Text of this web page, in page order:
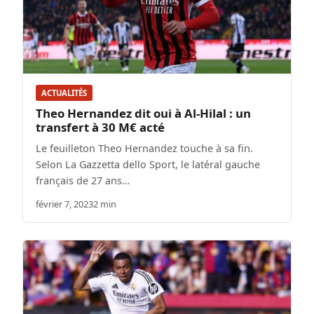
ACTUALITÉS
Theo Hernandez dit oui à Al-Hilal : un
transfert à 30 M€ acté
Le feuilleton Theo Hernandez touche à sa fin.
Selon La Gazzetta dello Sport, le latéral gauche
français de 27 ans…
février 7, 20232 min